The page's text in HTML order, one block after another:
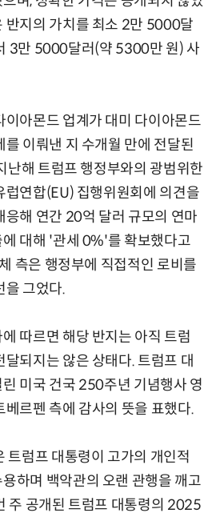
반지의 가치를 최소 2만 5000달
3만 5000달러(약 5300만 원) 사
이아몬드 업계가 대미 다이아몬드
를 이뤄낸 지 수개월 만에 전달된
난해 트럼프 행정부와의 광범위한
럽연합(EU) 집행위원회에 의견을
응해 연간 20억 달러 규모의 연마
대해 '관세 0%'를 확보했다고
측은 행정부에 직접적인 로비를
을 그었다.
따르면 해당 반지는 아직 트럼
되지는 않은 상태다. 트럼프 대
미국 건국 250주년 기념행사 영
베르펜 측에 감사의 뜻을 표했다.
트럼프 대통령이 고가의 개인적
하며 백악관의 오랜 관행을 깨고
주 공개된 트럼프 대통령의 2025